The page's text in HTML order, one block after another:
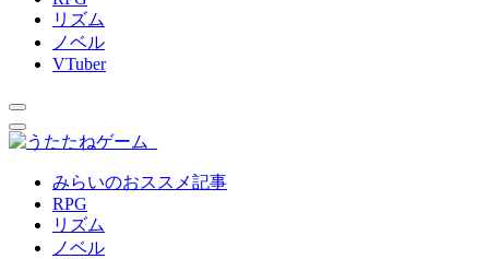
リズム
ノベル
VTuber
みらいのおススメ記事
RPG
リズム
ノベル